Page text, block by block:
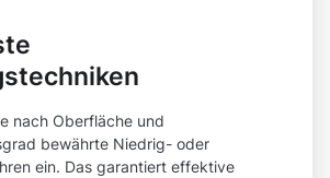
nach Oberfläche und
bewährte Niedrig- oder
ein. Das garantiert effektive